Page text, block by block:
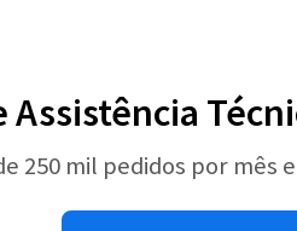
250 mil pedidos por mês